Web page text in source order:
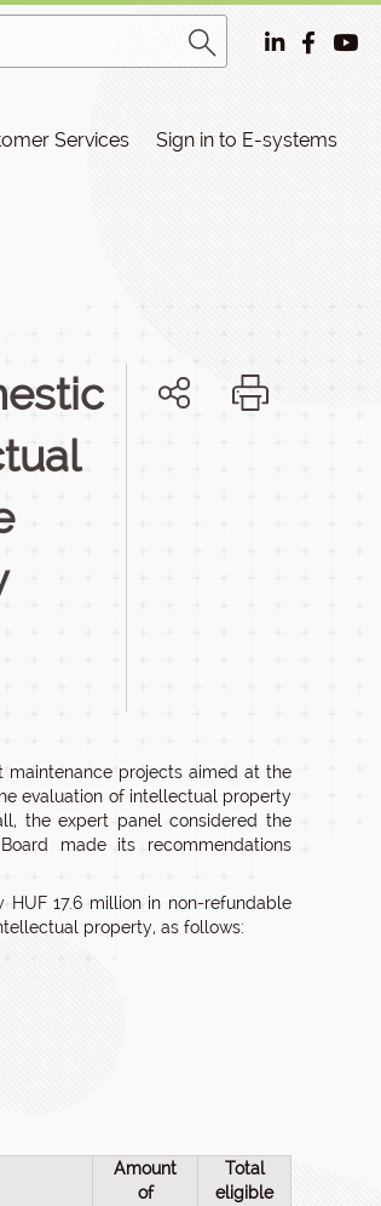
Services Sign in to E-systems
projects aimed at the
evaluation of intellectual property
the expert panel considered the
made its recommendations
17.6 million in non-refundable
property, as follows:
Amount
of
Total
eligible